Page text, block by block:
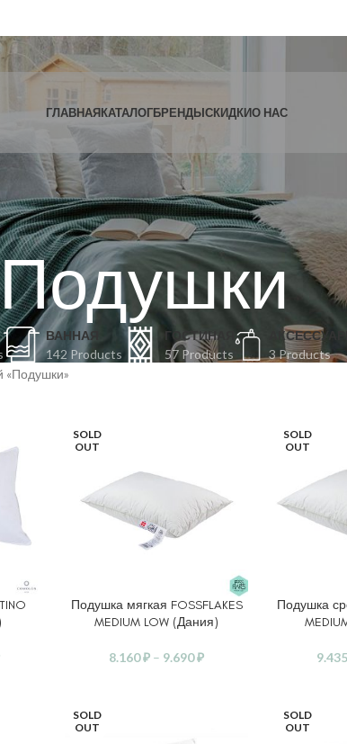
ГЛАВНАЯКАТАЛОГБРЕНДЫСКИДКИО НАС
ВАННАЯ
142 Products
ГОСТИНАЯ
57 Products
3 Products
«Подушки»
SOLD
OUT
ВЫБЕРИТЕ ПАРАМЕТРЫ
Подушка мягкая FOSSFLAKES
MEDIUM LOW (Дания)
8.160₽ – 9.690₽
SOLD
OUT
Подушка
9.435
SOLD
OUT
SOLD
OUT